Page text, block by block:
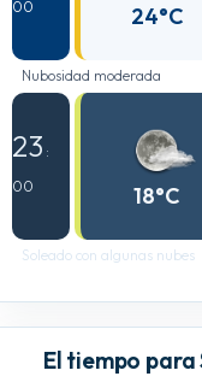
00 24°C
Nubosidad moderada
23 :
00
18°C
Soleado con algunas nubes
El tiempo